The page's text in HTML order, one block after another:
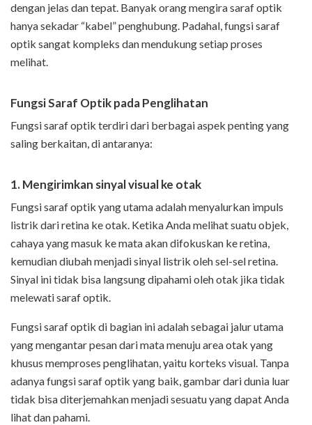
dengan jelas dan tepat. Banyak orang mengira saraf optik
hanya sekadar “kabel” penghubung. Padahal, fungsi saraf
optik sangat kompleks dan mendukung setiap proses
melihat.
Fungsi Saraf Optik pada Penglihatan
Fungsi saraf optik terdiri dari berbagai aspek penting yang
saling berkaitan, di antaranya:
1. Mengirimkan sinyal visual ke otak
Fungsi saraf optik yang utama adalah menyalurkan impuls
listrik dari retina ke otak. Ketika Anda melihat suatu objek,
cahaya yang masuk ke mata akan difokuskan ke retina,
kemudian diubah menjadi sinyal listrik oleh sel-sel retina.
Sinyal ini tidak bisa langsung dipahami oleh otak jika tidak
melewati saraf optik.
Fungsi saraf optik di bagian ini adalah sebagai jalur utama
yang mengantar pesan dari mata menuju area otak yang
khusus memproses penglihatan, yaitu korteks visual. Tanpa
adanya fungsi saraf optik yang baik, gambar dari dunia luar
tidak bisa diterjemahkan menjadi sesuatu yang dapat Anda
lihat dan pahami.